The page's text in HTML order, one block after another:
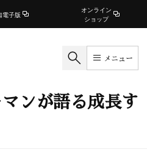
電子版
オンライン
ショップ
メニュー
ンが語る成長す